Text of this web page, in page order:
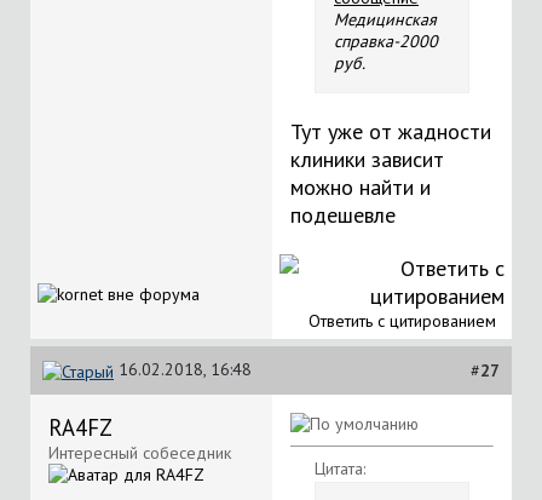
Медицинская
справка-2000
руб.
Тут уже от жадности
клиники зависит
можно найти и
подешевле
Ответить с цитированием
16.02.2018, 16:48 #27
RA4FZ
Интересный собеседник
Цитата: